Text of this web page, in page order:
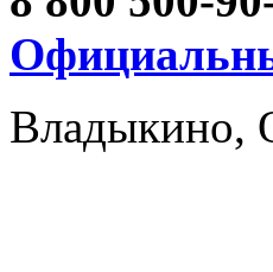
Владыкино,